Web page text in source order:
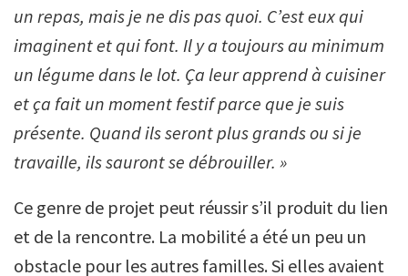
un repas, mais je ne dis pas quoi. C’est eux qui
imaginent et qui font. Il y a toujours au minimum
un légume dans le lot. Ça leur apprend à cuisiner
et ça fait un moment festif parce que je suis
présente. Quand ils seront plus grands ou si je
travaille, ils sauront se débrouiller. »
Ce genre de projet peut réussir s’il produit du lien
et de la rencontre. La mobilité a été un peu un
obstacle pour les autres familles. Si elles avaient